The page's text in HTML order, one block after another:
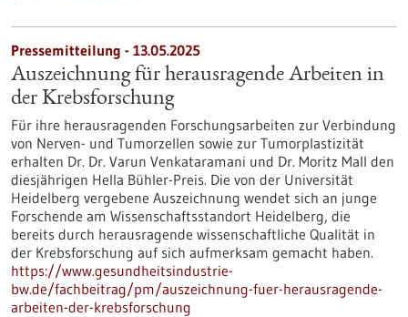
Pressemitteilung - 13.05.2025
Auszeichnung für herausragende Arbeiten in
der Krebsforschung
Für ihre herausragenden Forschungsarbeiten zur Verbindung
von Nerven- und Tumorzellen sowie zur Tumorplastizität
erhalten Dr. Dr. Varun Venkataramani und Dr. Moritz Mall den
diesjährigen Hella Bühler-Preis. Die von der Universität
Heidelberg vergebene Auszeichnung wendet sich an junge
Forschende am Wissenschaftsstandort Heidelberg, die
bereits durch herausragende wissenschaftliche Qualität in
der Krebsforschung auf sich aufmerksam gemacht haben.
https://www.gesundheitsindustrie-
bw.de/fachbeitrag/pm/auszeichnung-fuer-herausragende-
arbeiten-der-krebsforschung